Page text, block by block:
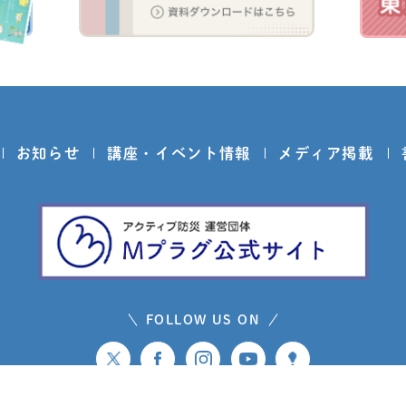
お知らせ 講座・イベント情報 メディア掲載
FOLLOW US ON